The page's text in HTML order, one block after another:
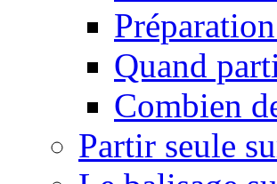
Quand
Combien
Partir seule